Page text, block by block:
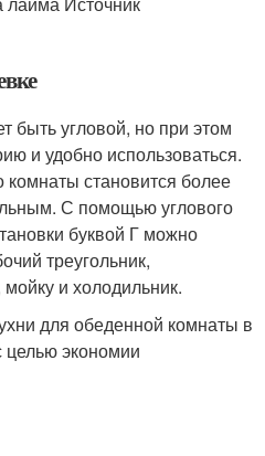
быть угловой, но при этом
и удобно использоваться.
комнаты становится более
С помощью углового
буквой Г можно
треугольник,
и холодильник.
для обеденной комнаты в
целью экономии